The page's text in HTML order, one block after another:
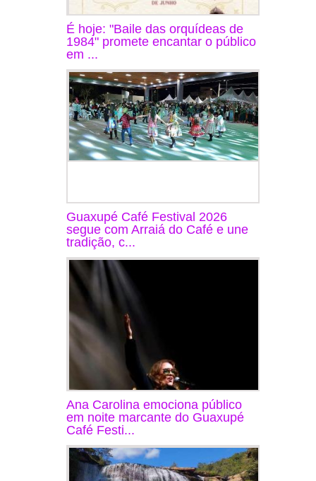
É hoje: "Baile das orquídeas de
1984" promete encantar o público
em ...
Guaxupé Café Festival 2026
segue com Arraiá do Café e une
tradição, c...
Ana Carolina emociona público
em noite marcante do Guaxupé
Café Festi...